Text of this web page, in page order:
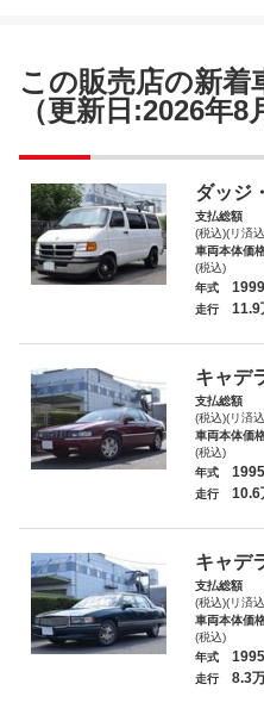
この販売店の新着
（更新日:2026年8
ダッジ
支払総額
(税込)(リ済
車両本体価
(税込)
年式
走行 11.9
キャデ
支払総額
(税込)(リ済
車両本体価
(税込)
年式
走行 10.6
キャデ
支払総額
(税込)(リ済
車両本体価
(税込)
年式
走行 8.3